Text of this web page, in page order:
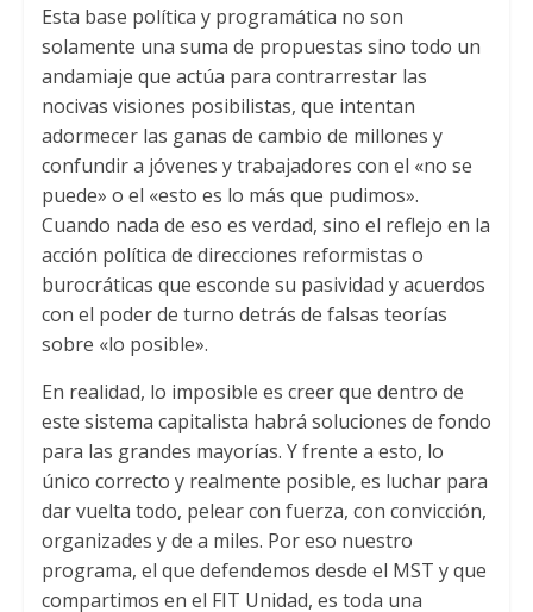
Esta base política y programática no son
solamente una suma de propuestas sino todo un
andamiaje que actúa para contrarrestar las
nocivas visiones posibilistas, que intentan
adormecer las ganas de cambio de millones y
confundir a jóvenes y trabajadores con el «no se
puede» o el «esto es lo más que pudimos».
Cuando nada de eso es verdad, sino el reflejo en la
acción política de direcciones reformistas o
burocráticas que esconde su pasividad y acuerdos
con el poder de turno detrás de falsas teorías
sobre «lo posible».
En realidad, lo imposible es creer que dentro de
este sistema capitalista habrá soluciones de fondo
para las grandes mayorías. Y frente a esto, lo
único correcto y realmente posible, es luchar para
dar vuelta todo, pelear con fuerza, con convicción,
organizades y de a miles. Por eso nuestro
programa, el que defendemos desde el MST y que
compartimos en el FIT Unidad, es toda una